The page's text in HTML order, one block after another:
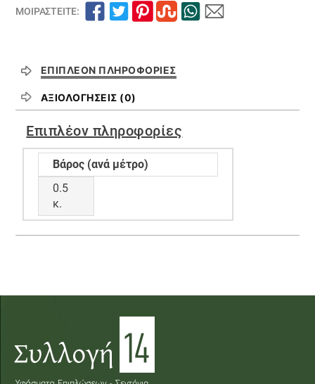
ΜΟΙΡΑΣΤΕΊΤΕ:
ΕΠΙΠΛΈΟΝ ΠΛΗΡΟΦΟΡΊΕΣ
ΑΞΙΟΛΟΓΉΣΕΙΣ (0)
Επιπλέον πληροφορίες
Βάρος (ανά μέτρο)
0.5
κ.